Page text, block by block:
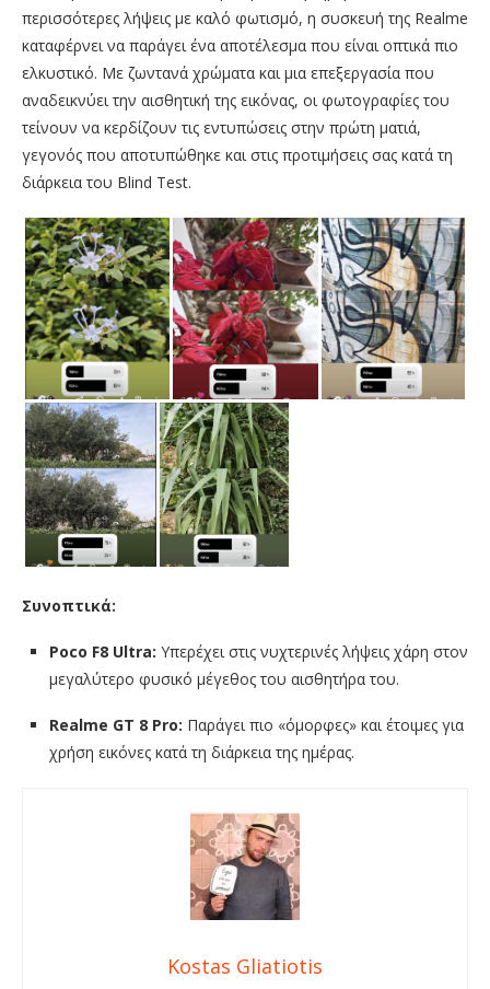
περισσότερες λήψεις με καλό φωτισμό, η συσκευή της Realme
καταφέρνει να παράγει ένα αποτέλεσμα που είναι οπτικά πιο
ελκυστικό. Με ζωντανά χρώματα και μια επεξεργασία που
αναδεικνύει την αισθητική της εικόνας, οι φωτογραφίες του
τείνουν να κερδίζουν τις εντυπώσεις στην πρώτη ματιά,
γεγονός που αποτυπώθηκε και στις προτιμήσεις σας κατά τη
διάρκεια του Blind Test.
Συνοπτικά:
Poco F8 Ultra: Υπερέχει στις νυχτερινές λήψεις χάρη στον
μεγαλύτερο φυσικό μέγεθος του αισθητήρα του.
Realme GT 8 Pro: Παράγει πιο «όμορφες» και έτοιμες για
χρήση εικόνες κατά τη διάρκεια της ημέρας.
Kostas Gliatiotis